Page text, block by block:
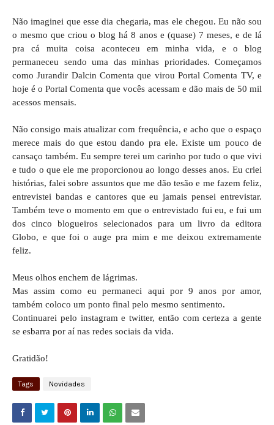
Não imaginei que esse dia chegaria, mas ele chegou. Eu não sou
o mesmo que criou o blog há 8 anos e (quase) 7 meses, e de lá
pra cá muita coisa aconteceu em minha vida, e o blog
permaneceu sendo uma das minhas prioridades. Começamos
como Jurandir Dalcin Comenta que virou Portal Comenta TV, e
hoje é o Portal Comenta que vocês acessam e dão mais de 50 mil
acessos mensais.
Não consigo mais atualizar com frequência, e acho que o espaço
merece mais do que estou dando pra ele. Existe um pouco de
cansaço também. Eu sempre terei um carinho por tudo o que vivi
e tudo o que ele me proporcionou ao longo desses anos. Eu criei
histórias, falei sobre assuntos que me dão tesão e me fazem feliz,
entrevistei bandas e cantores que eu jamais pensei entrevistar.
Também teve o momento em que o entrevistado fui eu, e fui um
dos cinco blogueiros selecionados para um livro da editora
Globo, e que foi o auge pra mim e me deixou extremamente
feliz.
Meus olhos enchem de lágrimas.
Mas assim como eu permaneci aqui por 9 anos por amor,
também coloco um ponto final pelo mesmo sentimento.
Continuarei pelo instagram e twitter, então com certeza a gente
se esbarra por aí nas redes sociais da vida.
Gratidão!
Tags Novidades